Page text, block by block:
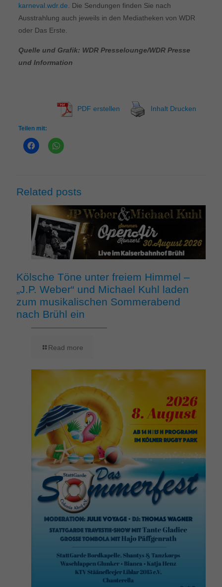
karneval.wdr.de . Die Sendungen finden Sie nach
Ausstrahlung auch jeweils in den Mediatheken von WDR
oder Das Erste.
Quelle und Grafik: WDR Presselounge/WDR Presse
und Information
PDF erstellen Inhalt Drucken
Teilen mit:
Related posts
Kölsche Töne unter freiem Himmel –
„J.P. Weber“ und Michael Kuhl laden
zum musikalischen Sommerabend
nach Brühl ein
Read more